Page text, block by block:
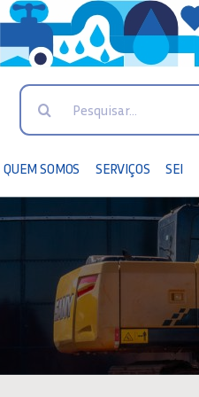
Search
QUEM SOMOS SERVIÇOS SEI